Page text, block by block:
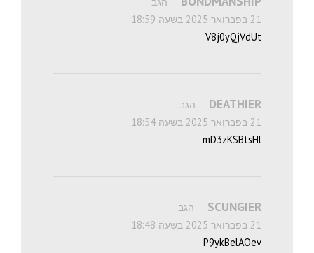
21 בפברואר 2025 בשעה 18:59
V8j0yQjVdUt
DEATHIER
הגב
21 בפברואר 2025 בשעה 18:54
mD3zKSBtsHl
SCUNGIER
הגב
21 בפברואר 2025 בשעה 18:48
P9ykBelAOev